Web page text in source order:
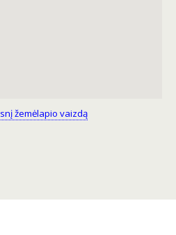
žemėlapio vaizdą